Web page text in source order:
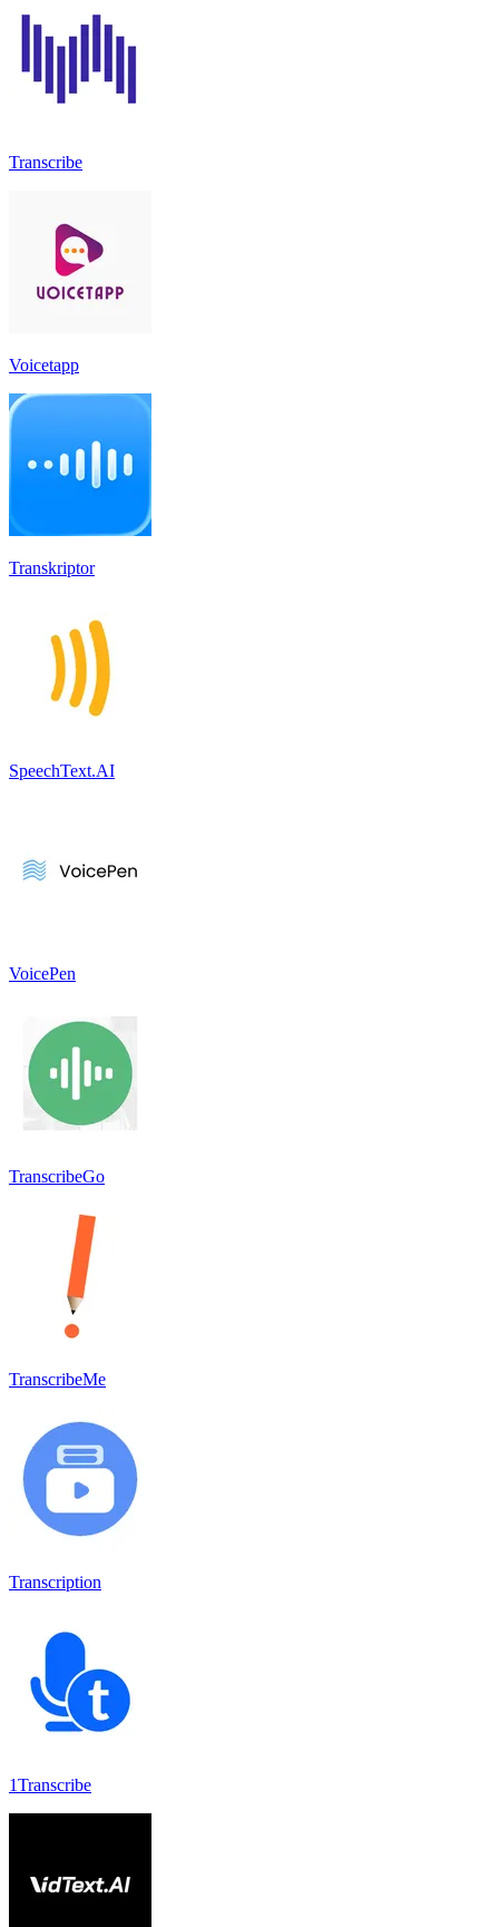
Transcribe
Voicetapp
Transkriptor
SpeechText.AI
VoicePen
TranscribeGo
TranscribeMe
Transcription
1Transcribe